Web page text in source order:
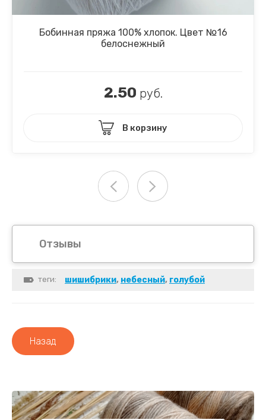
Бобинная пряжа 100% хлопок. Цвет №16
белоснежный
2.50 руб.
В корзину
Отзывы
теги: шишибрики, небесный, голубой
Назад